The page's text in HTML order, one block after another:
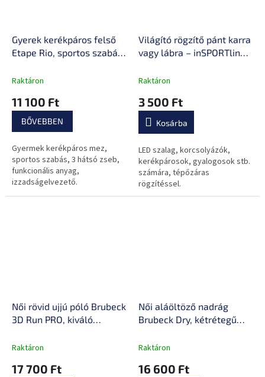
Gyerek kerékpáros felső
Etape Rio, sportos szabás,
elemek, funkcionális
Raktáron
11 100 Ft
BŐVEBBEN
Gyermek kerékpáros mez,
sportos szabás, 3 hátsó zseb,
funkcionális anyag,
izzadságelvezető.
Világító rögzítő pánt karra
vagy lábra – inSPORTline
Raktáron
3 500 Ft
Kosárba
LED szalag, korcsolyázók,
kerékpárosok, gyalogosok stb.
számára, tépőzáras
rögzítéssel.
Női rövid ujjú póló Brubeck
3D Run PRO, kiváló
izzadságelvezetés,
Raktáron
17 700 Ft
Női aláöltöző nadrág
Brubeck Dry, kétrétegű
hőszabályozás, optimális
Raktáron
16 600 Ft